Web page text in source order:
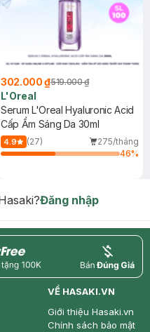
302.000 ₫519.000 ₫
L'Oreal
Serum L'Oreal Hyaluronic Acid
Cấp Ẩm Sáng Da 30ml
4.9 (27)
275/tháng
46%
Đăng nhập
price
VỀ HASAKI.VN
Giới thiệu Hasaki.vn
Chính sách bảo mật